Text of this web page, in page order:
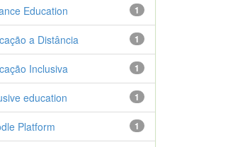
1
Education
1
a Distância
1
Inclusiva
1
education
1
Platform